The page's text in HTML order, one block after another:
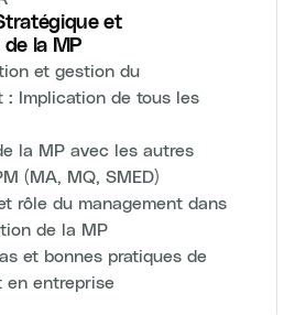
et
la MP
et gestion du
: Implication de tous les
la MP avec les autres
(MA, MQ, SMED)
rôle du management dans
de la MP
et bonnes pratiques de
en entreprise